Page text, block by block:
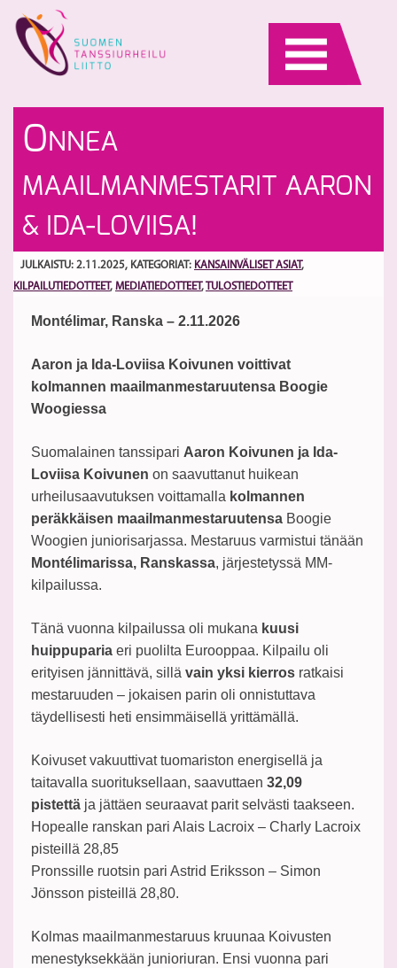
content
O NNEA
MAAILMANMESTARIT AARON
& IDA-LOVIISA!
JULKAISTU: 2.11.2025, KATEGORIAT: KANSAINVÄLISET ASIAT ,
KILPAILUTIEDOTTEET , MEDIATIEDOTTEET , TULOSTIEDOTTEET
Montélimar, Ranska – 2.11.2026
Aaron ja Ida-Loviisa Koivunen voittivat
kolmannen maailmanmestaruutensa Boogie
Woogiessa
Suomalainen tanssipari Aaron Koivunen ja Ida-
Loviisa Koivunen on saavuttanut huikean
urheilusaavutuksen voittamalla kolmannen
peräkkäisen maailmanmestaruutensa Boogie
Woogien juniorisarjassa. Mestaruus varmistui tänään
Montélimarissa, Ranskassa, järjestetyssä MM-
kilpailussa.
Tänä vuonna kilpailussa oli mukana kuusi
huippuparia eri puolilta Eurooppaa. Kilpailu oli
erityisen jännittävä, sillä vain yksi kierros ratkaisi
mestaruuden – jokaisen parin oli onnistuttava
täydellisesti heti ensimmäisellä yrittämällä.
Koivuset vakuuttivat tuomariston energisellä ja
taitavalla suorituksellaan, saavuttaen 32,09
pistettä ja jättäen seuraavat parit selvästi taakseen.
Hopealle ranskan pari Alais Lacroix – Charly Lacroix
pisteillä 28,85
Pronssille ruotsin pari Astrid Eriksson – Simon
Jönsson pisteillä 28,80.
Kolmas maailmanmestaruus kruunaa Koivusten
menestyksekkään junioriuran. Ensi vuonna pari